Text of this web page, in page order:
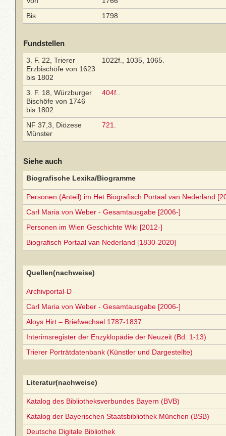
Bis
1798
Fundstellen
3. F. 22, Trierer
Erzbischöfe von 1623
bis 1802
1022f., 1035, 1065.
3. F. 18, Würzburger
Bischöfe von 1746
bis 1802
404f.
NF 37,3, Diözese
Münster
721
Siehe auch
Biografische Lexika/Biogramme
Personen (Anteil) im Het Biografisch Portaal van Nederland
Carl Maria von Weber - Gesamtausgabe [2006-]
Personen im Wien Geschichte Wiki [2012-]
Biografisch Portaal van Nederland [1830-2020]
Quellen(nachweise)
Archivportal-D
Carl Maria von Weber - Gesamtausgabe [2006-]
Aloys Hirt – Briefwechsel 1787-1837
Interimsregister der Enzyklopädie der Neuzeit (Bd. 1-13)
Trierer Porträtdatenbank (Künstler und Dargestellte)
Literatur(nachweise)
Katalog des Bibliotheksverbundes Bayern (BVB)
Katalog der Bayerischen Staatsbibliothek München (BSB)
Deutsche Digitale Bibliothek